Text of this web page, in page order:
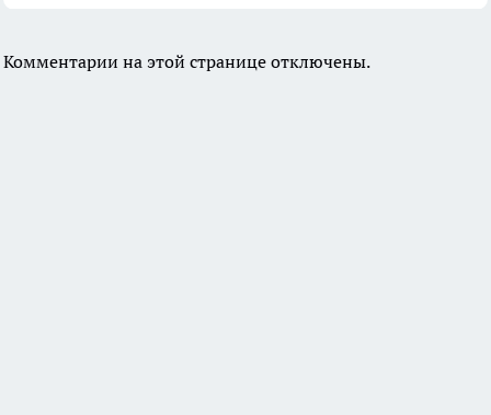
Комментарии на этой странице отключены.